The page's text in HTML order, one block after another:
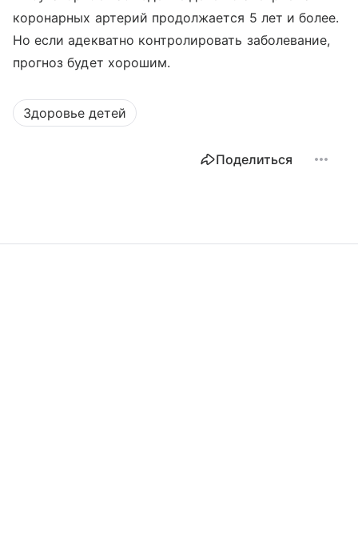
коронарных артерий продолжается 5 лет и более.
Но если адекватно контролировать заболевание,
прогноз будет хорошим.
Здоровье детей
Поделиться